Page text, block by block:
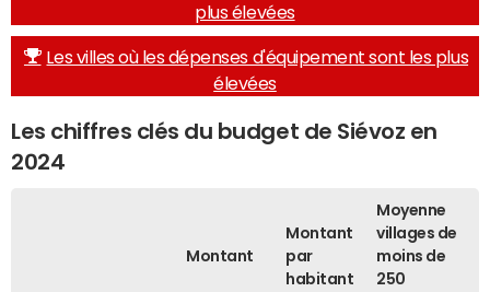
plus élevées
Les villes où les dépenses d'équipement sont les plus
élevées
Les chiffres clés du budget de Siévoz en
2024
Montant
Montant
par
habitant
Moyenne
villages de
moins de
250